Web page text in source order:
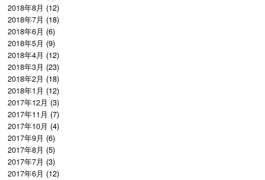
2018年8月 (12)
2018年7月 (18)
2018年6月 (6)
2018年5月 (9)
2018年4月 (12)
2018年3月 (23)
2018年2月 (18)
2018年1月 (12)
2017年12月 (3)
2017年11月 (7)
2017年10月 (4)
2017年9月 (6)
2017年8月 (5)
2017年7月 (3)
2017年6月 (12)